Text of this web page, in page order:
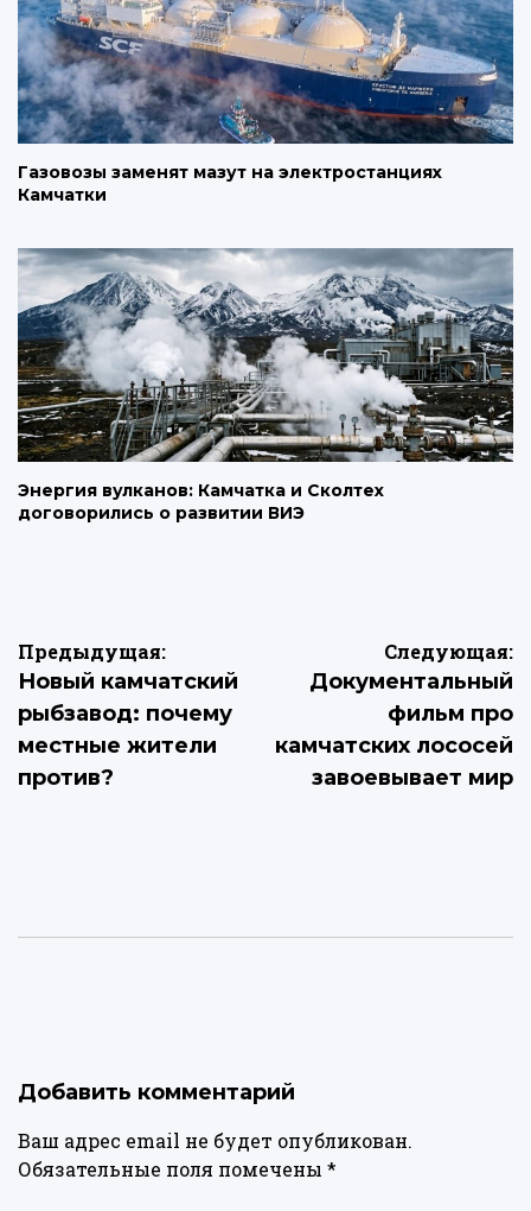
Газовозы заменят мазут на электростанциях
Камчатки
Энергия вулканов: Камчатка и Сколтех
договорились о развитии ВИЭ
Навигация
по
записям
Предыдущая:
Новый камчатский
рыбзавод: почему
местные жители
против?
Следующая:
Документальный
фильм про
камчатских лососей
завоевывает мир
Добавить комментарий
Ваш адрес email не будет опубликован.
Обязательные поля помечены *